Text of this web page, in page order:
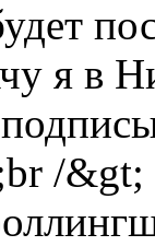
я в
/&gt;